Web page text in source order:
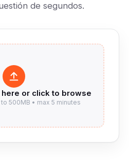
de segundos.